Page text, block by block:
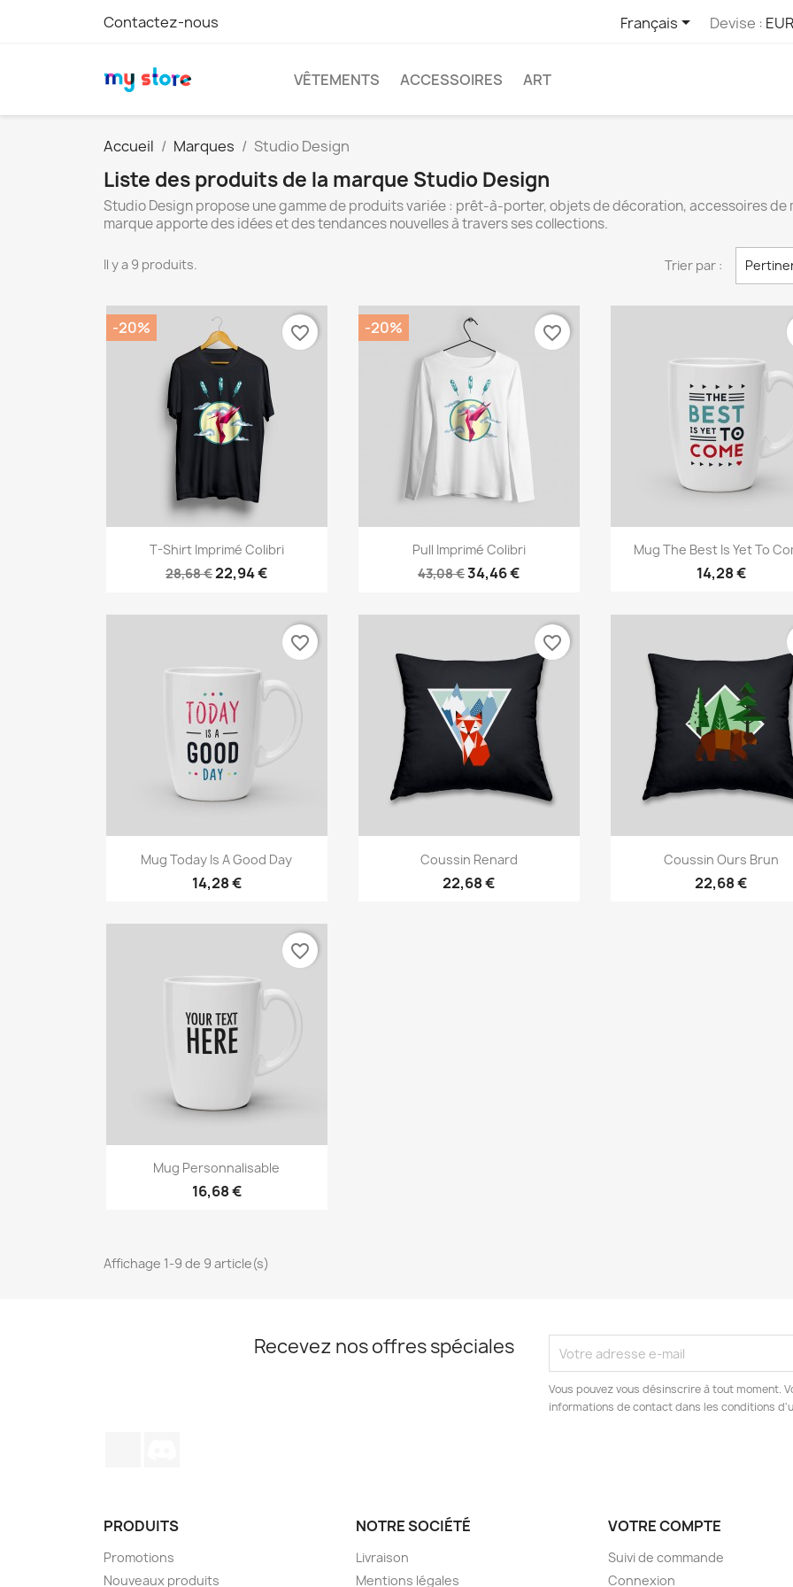
Contactez-nous Français Devise :
VÊTEMENTS ACCESSOIRES ART
Accueil Marques Studio Design
Liste des produits de la marque Studio Design
Studio Design propose une gamme de produits variée : prêt-à-porter, objets de décoration, accessoires de
marque apporte des idées et des tendances nouvelles à travers ses collections.
Il y a 9 produits. Trier par :
Aperçu rapide
T-Shirt Imprimé Colibri
28,68 €22,94 €
-20% favorite_border
Aperçu rapide
Pull Imprimé Colibri
43,08 €34,46 €
-20% favorite_border
Aperçu rapide
Mug The Best Is Yet To
14,28 €
Aperçu rapide
Mug Today Is A Good Day
14,28 €
favorite_border
Aperçu rapide
Coussin Renard
22,68 €
favorite_border
Aperçu rapide
Coussin Ours Brun
22,68 €
Aperçu rapide
Mug Personnalisable
16,68 €
favorite_border
Affichage 1-9 de 9 article(s)
Recevez nos offres spéciales
Vous pouvez vous désinscrire à tout moment.
informations de contact dans les conditions
PRODUITS
Promotions
Nouveaux produits
NOTRE SOCIÉTÉ
Livraison
Mentions légales
VOTRE COMPTE
Suivi de commande
Connexion